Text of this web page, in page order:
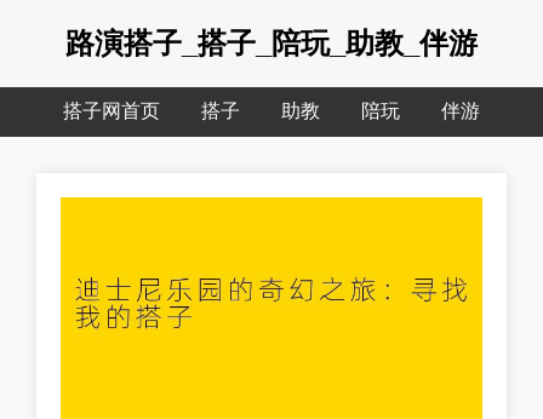
路演搭子_搭子_陪玩_助教_伴游
搭子网首页 搭子 助教 陪玩 伴游